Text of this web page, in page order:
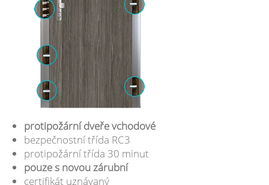
protipožární dveře vchodové
bezpečnostní třída RC3
protipožární třída 30 minut
pouze s novou zárubní
certifikát uznávaný